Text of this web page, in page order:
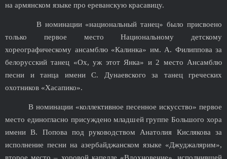
на армянском языке про ереванскую красавицу.
В номинации «национальный танец» было присвоено
только первое место Национальному детскому
хореографическому ансамблю «Калинка» им. А. Филиппова за
белорусский танец «Ох, уж этот Янка» и 2 место Ансамблю
песни и танца имени С. Дунаевского за танец греческих
охотников «Хасапико».
В номинации «коллективное песенное искусство» первое
место единогласно присуждено младшей группе Большого хора
имени В. Попова под руководством Анатолия Кислякова за
исполнение песни на азербайджанском языке «Джуджалярим»,
второе место – хоровой капелле «Вдохновение», исполнившей